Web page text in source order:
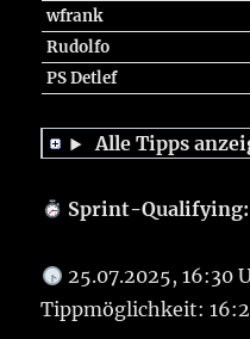
wfrank
Rudolfo
PS Detlef
Alle Tipps
Sprint-Qualifying:
25.07.2025, 16:30
Tippmöglichkeit: